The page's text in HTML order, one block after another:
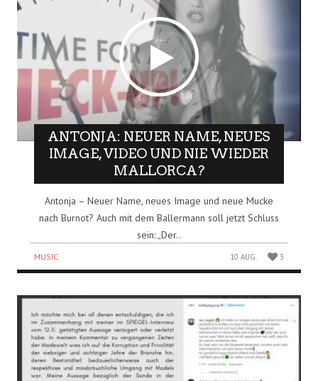
ANTONJA: NEUER NAME, NEUES
IMAGE, VIDEO UND NIE WIEDER
MALLORCA?
Antonja – Neuer Name, neues Image und neue Mucke
nach Burnot? Auch mit dem Ballermann soll jetzt Schluss
sein: „Der..
MUSIC 10 AUG. 3